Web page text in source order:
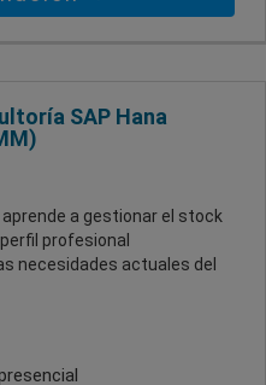
SAP Hana
a gestionar el stock
profesional
necesidades actuales del